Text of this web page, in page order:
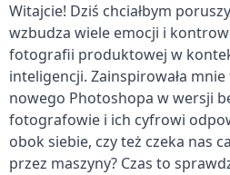
Witajcie! Dziś chciałbym
wzbudza wiele emocji i
fotografii produktowej w
inteligencji. Zainspirowała
nowego Photoshopa w wersji
fotografowie i ich cyfrowi
obok siebie, czy też czeka nas
przez maszyny? Czas to